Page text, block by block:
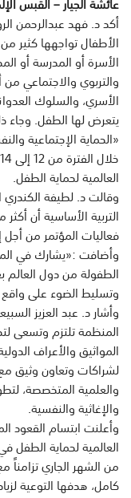
أكد د. فهد عبدالرحمن
الأطفال تواجهها كثير
الأسرة أو المدرسة أو
والتربوي والاجتماعي من
الأسري، والسلوك
يتعرض لها الطفل. وجاء
«الحماية الإجتماعية
العالمية لحماية الطفل.
وقالت د. لطيفة
التربية الأساسية أن
فعاليات المؤتمر من
وأضافت :«يشارك في
الطفولة من دول
وتسليط الضوء على
وأشار د. عبد العزيز
المنظمة تلتزم وتسعى
المواثيق والأعراف
لشراكات وتعاون وثيق
والعلمية المتخصصة،
والإغاثية والنفسية.
وأعلنت ابتسام القعود
من الشهر الجاري
كامل، هدفها التوعية